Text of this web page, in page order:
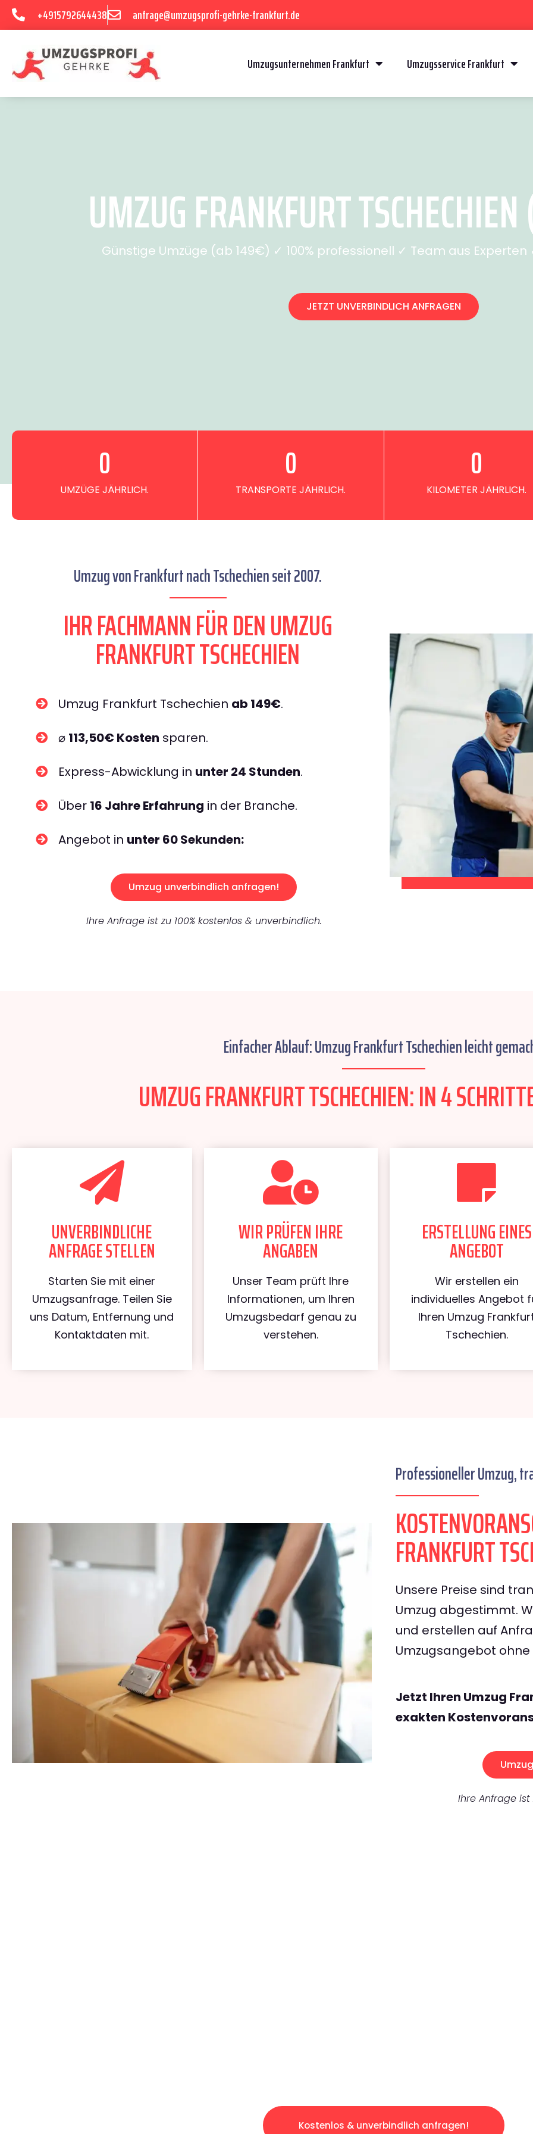
+4915792644438 anfrage@umzugsprofi-gehrke-frankfurt.de
Umzugsunternehmen Frankfurt Umzugsservice Frankfurt
UMZUG FRANKFURT
Günstige Umzüge (ab 149€) ✓ 100% professionell ✓ Team aus
JETZT UNVERBINDLICH ANFRAGEN
UMZÜGE JÄHRLICH.
0
TRANSPORTE JÄHRLICH.
0
KILOMETER JÄHRLICH.
0
Umzug von Frankfurt nach Tschechien seit 2007.
IHR FACHMANN FÜR DEN UMZUG
FRANKFURT TSCHECHIEN
Umzug Frankfurt Tschechien ab 149€.
⌀ 113,50€ Kosten sparen.
Express-Abwicklung in unter 24 Stunden.
Über 16 Jahre Erfahrung in der Branche.
Angebot in unter 60 Sekunden:
Umzug unverbindlich anfragen!
Ihre Anfrage ist zu 100% kostenlos & unverbindlich.
Einfacher Ablauf: Umzug Frankfurt Tschechien leicht
UMZUG FRANKFURT TSCHECHIEN: IN 4
UNVERBINDLICHE
ANFRAGE STELLEN
Starten Sie mit einer
Umzugsanfrage. Teilen Sie
uns Datum, Entfernung und
Kontaktdaten mit.
WIR PRÜFEN IHRE
ANGABEN
Unser Team prüft Ihre
Informationen, um Ihren
Umzugsbedarf genau zu
verstehen.
ERSTELLUNG EINES
ANGEBOT
Wir erstellen ein
individuelles Angebot
Ihren Umzug
Tschechien.
Professioneller Umzug,
FRANKFURT
Unsere Preise sind
Umzug abgestimmt.
und erstellen auf
Umzugsangebot
Jetzt Ihren Umzug
exakten
Ihre Anfrage ist
Kostenlos & unverbindlich anfragen!